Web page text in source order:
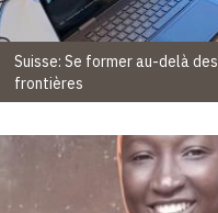
Suisse: Se former au-delà des
frontières